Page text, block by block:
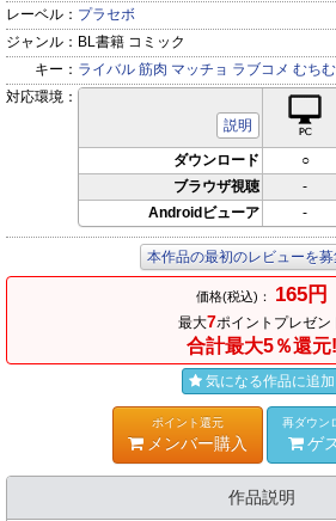
レーベル： プラセボ
ジャンル： BL書籍 コミック
キー： ライバル 筋肉 マッチョ ラブコメ むち
対応環境：
説明
ダウンロード ○
ブラウザ視聴
-
Androidビューア
-
本作品の最初のレビューを募
価格(税込)： 165円
最大7ポイントプレゼン
合計最大5％還元!
気になる作品に追加
ポイント還元
メンバー購入
再ダウン
ゲ
作品説明